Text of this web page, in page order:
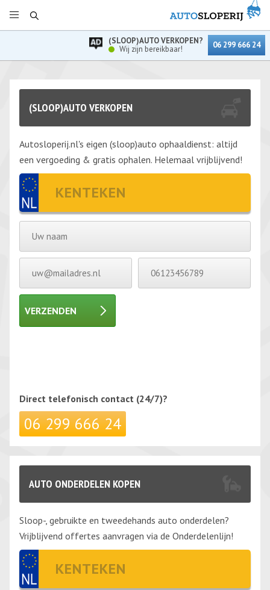
(SLOOP)AUTO VERKOPEN?
Wij zijn bereikbaar!
06 299 666 24
(SLOOP)AUTO VERKOPEN
Autosloperij.nl's eigen (sloop)auto ophaaldienst: altijd
een vergoeding & gratis ophalen. Helemaal vrijblijvend!
VERZENDEN
Direct telefonisch contact (24/7)?
06 299 666 24
AUTO ONDERDELEN KOPEN
Sloop-, gebruikte en tweedehands auto onderdelen?
Vrijblijvend offertes aanvragen via de Onderdelenlijn!